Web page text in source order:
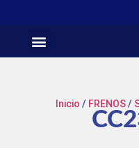
Inicio / FRENOS/